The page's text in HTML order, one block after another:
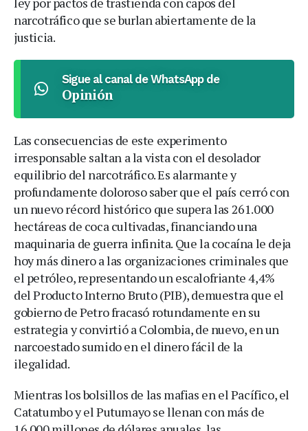
narcotráfico que se burlan abiertamente de la
justicia.
Sigue al canal de WhatsApp de
Opinión
Las consecuencias de este experimento
irresponsable saltan a la vista con el desolador
equilibrio del narcotráfico. Es alarmante y
profundamente doloroso saber que el país cerró con
un nuevo récord histórico que supera las 261.000
hectáreas de coca cultivadas, financiando una
maquinaria de guerra infinita. Que la cocaína le deja
hoy más dinero a las organizaciones criminales que
el petróleo, representando un escalofriante 4,4%
del Producto Interno Bruto (PIB), demuestra que el
gobierno de Petro fracasó rotundamente en su
estrategia y convirtió a Colombia, de nuevo, en un
narcoestado sumido en el dinero fácil de la
ilegalidad.
Mientras los bolsillos de las mafias en el Pacífico, el
Catatumbo y el Putumayo se llenan con más de